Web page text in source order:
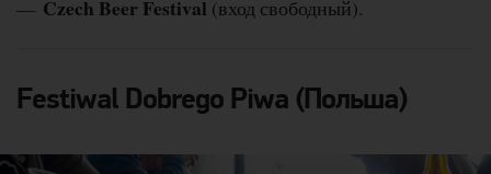
— Czech Beer Festival (вход свободный).
Festiwal Dobrego Piwa (Польша)